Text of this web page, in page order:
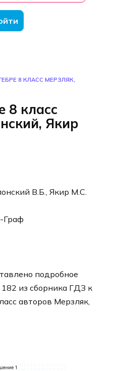
8 КЛАСС МЕРЗЛЯК,
8 класс
Якир
В.Б., Якир М.С.
Граф
подробное
из сборника ГДЗ к
авторов Мерзляк,